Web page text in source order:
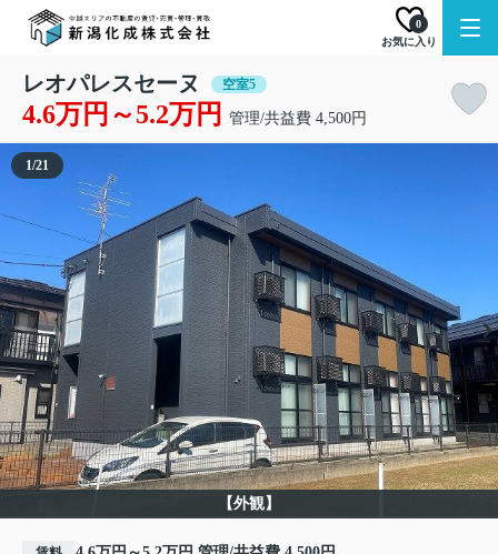
お気に入り
0
レオパレスセーヌ 空室5
4.6万円～5.2万円 管理/共益費 4,500円
【外観】
1/21